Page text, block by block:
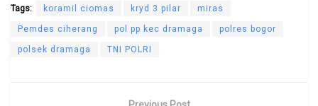
Tags: koramil ciomas kryd 3 pilar miras
Pemdes ciherang pol pp kec dramaga polres bogor
polsek dramaga TNI POLRI